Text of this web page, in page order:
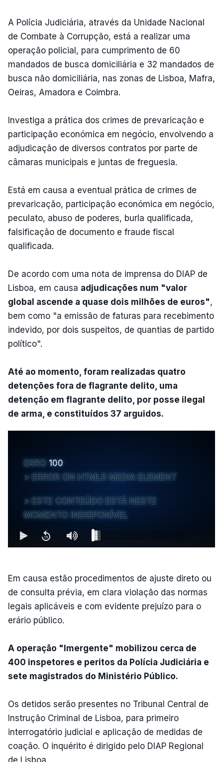
A Polícia Judiciária, através da Unidade Nacional
de Combate à Corrupção, está a realizar uma
operação policial, para cumprimento de 60
mandados de busca domiciliária e 32 mandados de
busca não domiciliária, nas zonas de Lisboa, Mafra,
Oeiras, Amadora e Coimbra.
Investiga a prática dos crimes de prevaricação e
participação económica em negócio, envolvendo a
adjudicação de diversos contratos por parte de
câmaras municipais e juntas de freguesia.
Está em causa a eventual prática de crimes de
prevaricação, participação económica em negócio,
peculato, abuso de poderes, burla qualificada,
falsificação de documento e fraude fiscal
qualificada.
De acordo com uma nota de imprensa do DIAP de
Lisboa, em causa adjudicações num "valor
global ascende a quase dois milhões de euros",
bem como "a emissão de faturas para recebimento
indevido, por dois suspeitos, de quantias de partido
político".
Até ao momento, foram realizadas quatro
detenções fora de flagrante delito, uma
detenção em flagrante delito, por posse ilegal
de arma, e constituídos 37 arguidos.
ERRO 100
ERROR ON HTML5 MEDIA ELEMENT
ESTE CONTEÚDO ESTÁ NESTE
MOMENTO INDISPONÍVEL
Em causa estão procedimentos de ajuste direto ou
de consulta prévia, em clara violação das normas
legais aplicáveis e com evidente prejuízo para o
erário público.
A operação "Imergente" mobilizou cerca de
400 inspetores e peritos da Polícia Judiciária e
sete magistrados do Ministério Público.
Os detidos serão presentes no Tribunal Central de
Instrução Criminal de Lisboa, para primeiro
interrogatório judicial e aplicação de medidas de
coação. O inquérito é dirigido pelo DIAP Regional
de Lisboa.